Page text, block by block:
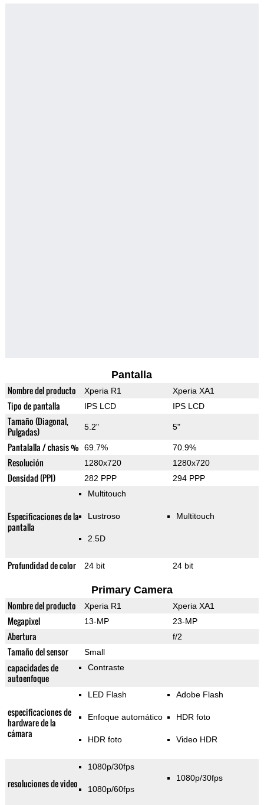
Pantalla
Nombre del producto Xperia R1 Xperia XA1
Tipo de pantalla IPS LCD IPS LCD
Tamaño (Diagonal,
Pulgadas)
5.2" 5"
Pantalalla / chasis % 69.7% 70.9%
Resolución 1280x720 1280x720
Densidad (PPI) 282 PPP 294 PPP
Especificaciones de la
pantalla
Multitouch
Lustroso
2.5D
Multitouch
Profundidad de color 24 bit 24 bit
Primary Camera
Nombre del producto Xperia R1 Xperia XA1
Megapixel 13-MP 23-MP
Abertura f/2
Tamaño del sensor Small
capacidades de
autoenfoque
Contraste
especificaciones de
hardware de la
cámara
LED Flash
Enfoque automático
HDR foto
Adobe Flash
HDR foto
Video HDR
resoluciones de video
1080p/30fps
1080p/60fps
1080p/30fps